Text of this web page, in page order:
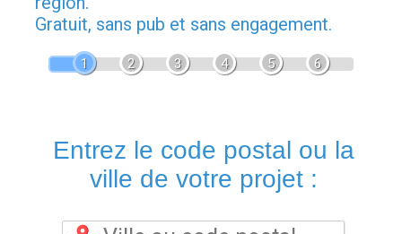
Gratuit, sans pub et sans engagement.
1 2 3 4 5 6
Entrez le code postal ou la
ville de votre projet :